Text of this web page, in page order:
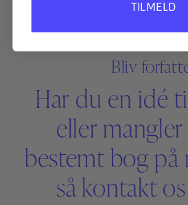
Bliv
Har du en idé
eller
bestemt bog på
så kontakt
TILMELD